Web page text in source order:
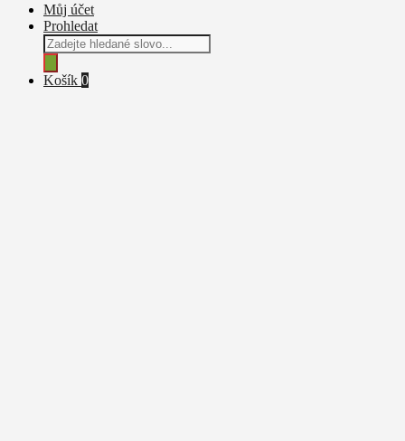
Můj účet
Prohledat
Products
search
Košík 0